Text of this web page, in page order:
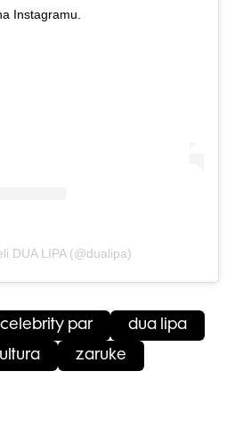
Instagramu.
DUA LIPA (@dualipa)
celebrity par dua lipa
zaruke